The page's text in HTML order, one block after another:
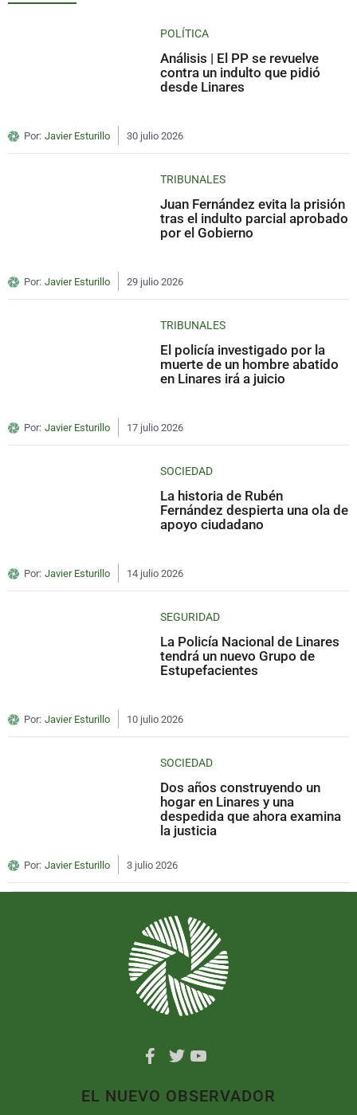
POLÍTICA
Análisis | El PP se revuelve
contra un indulto que pidió
desde Linares
Por: Javier Esturillo 30 julio 2026
TRIBUNALES
Juan Fernández evita la prisión
tras el indulto parcial aprobado
por el Gobierno
Por: Javier Esturillo 29 julio 2026
TRIBUNALES
El policía investigado por la
muerte de un hombre abatido
en Linares irá a juicio
Por: Javier Esturillo 17 julio 2026
SOCIEDAD
La historia de Rubén
Fernández despierta una ola de
apoyo ciudadano
Por: Javier Esturillo 14 julio 2026
SEGURIDAD
La Policía Nacional de Linares
tendrá un nuevo Grupo de
Estupefacientes
Por: Javier Esturillo 10 julio 2026
SOCIEDAD
Dos años construyendo un
hogar en Linares y una
despedida que ahora examina
la justicia
Por: Javier Esturillo 3 julio 2026
EL NUEVO OBSERVADOR